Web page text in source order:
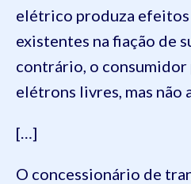
elétrico produza
existentes na fiação de
contrário, o consumidor
elétrons livres, mas
[…]
O concessionário de